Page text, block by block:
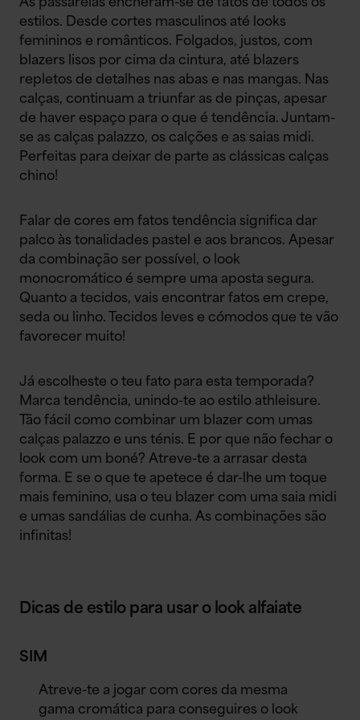
estilos. Desde cortes masculinos até looks
femininos e românticos. Folgados, justos, com
blazers lisos por cima da cintura, até blazers
repletos de detalhes nas abas e nas mangas. Nas
calças, continuam a triunfar as de pinças, apesar
de haver espaço para o que é tendência. Juntam-
se as calças palazzo, os calções e as saias midi.
Perfeitas para deixar de parte as clássicas calças
chino!
Falar de cores em fatos tendência significa dar
palco às tonalidades pastel e aos brancos. Apesar
da combinação ser possível, o look
monocromático é sempre uma aposta segura.
Quanto a tecidos, vais encontrar fatos em crepe,
seda ou linho. Tecidos leves e cómodos que te vão
favorecer muito!
Já escolheste o teu fato para esta temporada?
Marca tendência, unindo-te ao estilo athleisure.
Tão fácil como combinar um blazer com umas
calças palazzo e uns ténis. E por que não fechar o
look com um boné? Atreve-te a arrasar desta
forma. E se o que te apetece é dar-lhe um toque
mais feminino, usa o teu blazer com uma saia midi
e umas sandálias de cunha. As combinações são
infinitas!
Dicas de estilo para usar o look alfaiate
SIM
Atreve-te a jogar com cores da mesma
gama cromática para conseguires o look